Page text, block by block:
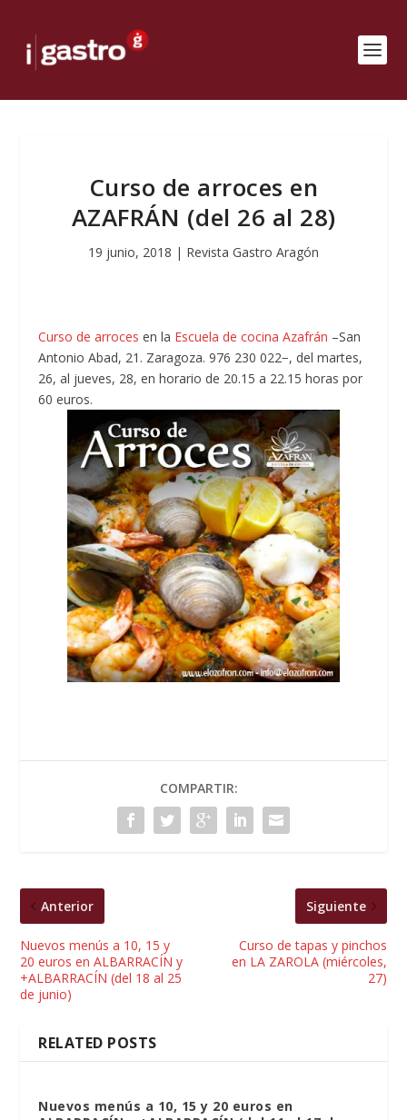
Curso de arroces en
AZAFRÁN (del 26 al 28)
19 junio, 2018 | Revista Gastro Aragón
Curso de arroces en la Escuela de cocina Azafrán –San
Antonio Abad, 21. Zaragoza. 976 230 022−, del martes,
26, al jueves, 28, en horario de 20.15 a 22.15 horas por
60 euros.
COMPARTIR:
Anterior
Nuevos menús a 10, 15 y
20 euros en ALBARRACÍN y
+ALBARRACÍN (del 18 al 25
de junio)
Siguiente
Curso de tapas y pinchos
en LA ZAROLA (miércoles,
27)
RELATED POSTS
Nuevos menús a 10, 15 y 20 euros en